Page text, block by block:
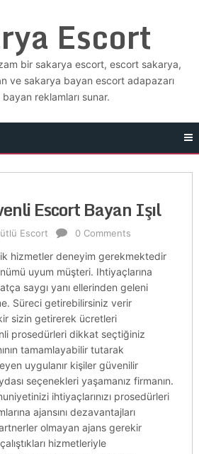
Escort
bir sakarya escort, escort sakarya,
ve sakarya bayan escort adapazarı
reklamları sunar.
Escort Bayan Işıl
Escort 0 Comments
hizmetler deneyim gerekmektedir
uyum müşteri. Ihtiyaçlarına
saygı yanı ellerinden geleni
Süreci getirebilirsiniz verir
sizin getirerek ücretleri
prosedürleri dikkat seçtiğiniz
tamamlayabilir tutarak
uygulanır kişiler güvenilir
seçenekleri yaşamanız firmanın.
ihtiyaçlarınızı prosedürleri
ajansını dezavantajları
olmayan ajans gerekir
hizmetleriyle